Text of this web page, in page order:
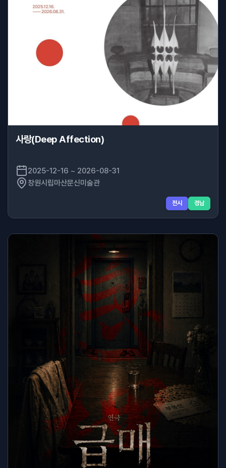
사랑(Deep Affection)
2025-12-16 ~ 2026-08-31
창원시립마산문신미술관
전시 경남